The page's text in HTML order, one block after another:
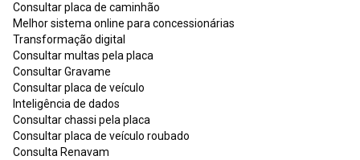
Consultar placa de caminhão
Melhor sistema online para concessionárias
Transformação digital
Consultar multas pela placa
Consultar Gravame
Consultar placa de veículo
Inteligência de dados
Consultar chassi pela placa
Consultar placa de veículo roubado
Consulta Renavam